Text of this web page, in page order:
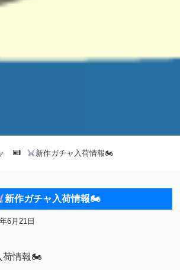
新作ガチャ入荷情報🏍
新作ガチャ入荷情報🏍
6月21日
荷情報🏍